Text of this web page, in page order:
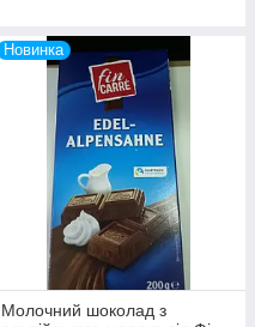
Новинка
Молочний шоколад з